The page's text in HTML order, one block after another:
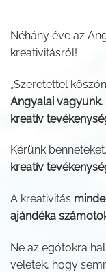
Néhány éve az
kreativitásról!
„Szeretettel
Angyalai
kreatív
Kérünk benneteket,
kreatív
A kreativitás
ajándéka
Ne az egótokra
veletek, hogy